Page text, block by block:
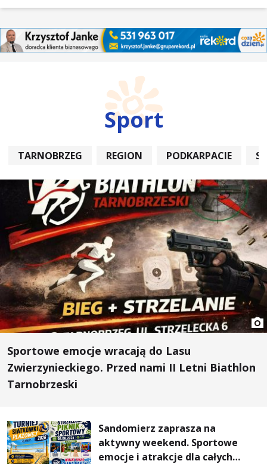
Sport
TARNOBRZEG REGION PODKARPACIE
Sportowe emocje wracają do Lasu
Zwierzynieckiego. Przed nami II Letni Biathlon
Tarnobrzeski
Sandomierz zaprasza na
aktywny weekend. Sportowe
emocje i atrakcje dla całych